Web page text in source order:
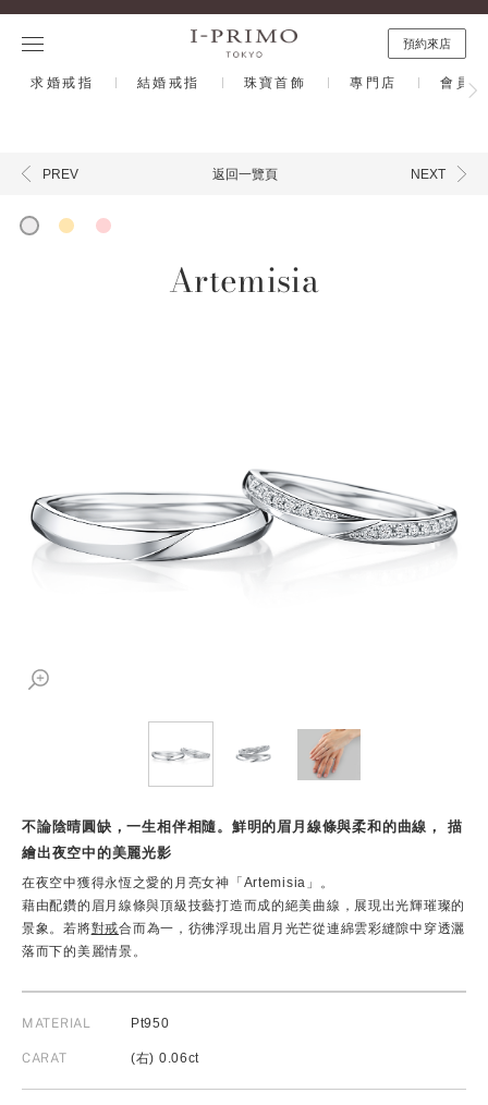
預約來店
求婚戒指 結婚戒指 珠寶首飾 專門店 會員
PREV 返回一覽頁 NEXT
Artemisia
不論陰晴圓缺，一生相伴相隨。鮮明的眉月線條與柔和的曲線， 描
繪出夜空中的美麗光影
在夜空中獲得永恆之愛的月亮女神「Artemisia」。
藉由配鑽的眉月線條與頂級技藝打造而成的絕美曲線，展現出光輝璀璨的
景象。若將對戒合而為一，彷彿浮現出眉月光芒從連綿雲彩縫隙中穿透灑
落而下的美麗情景。
MATERIAL Pt950
CARAT (右) 0.06ct